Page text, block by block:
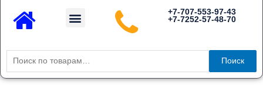
Menu
+7-707-553-97-43
+7-7252-57-48-70
Искать:
Поиск